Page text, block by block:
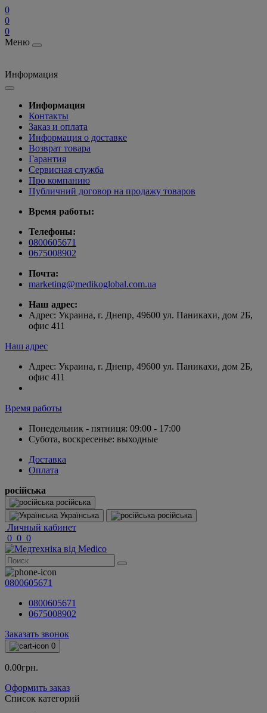
0
0
0
Меню
Информация
Информация
Контакты
Заказ и оплата
Информация о доставке
Возврат товара
Гарантия
Сервисная служба
Про компанию
Публичний договор на продажу товаров
Время работы:
Телефоны:
0800605671
0675008902
Почта:
marketing@medikoglobal.com.ua
Наш адрес:
Адрес: Украина, г. Днепр, 49600 ул. Паникахи, дом 2Б,
офис 411
Наш адрес
Адрес: Украина, г. Днепр, 49600 ул. Паникахи, дом 2Б,
офис 411
Время работы
Понедельник - пятниця: 09:00 - 17:00
Субота, воскресенье: выходные
Доставка
Оплата
російська
російська
Українська
російська
Личный кабинет
0 0 0
0800605671
0800605671
0675008902
Заказать звонок
0
0.00грн.
Оформить заказ
Список категорий